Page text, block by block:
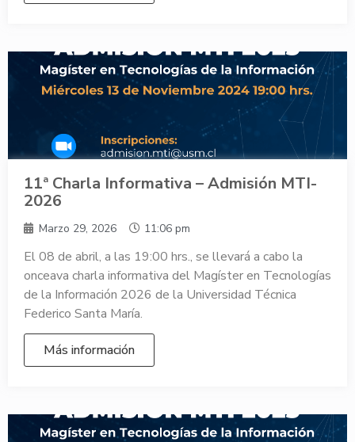
11ª Charla Informativa – Admisión MTI-
2026
Marzo 29, 2026 11:06 pm
El 08 de abril, a las 19:00 hrs., se llevará a cabo la
onceava charla informativa del Magíster en Tecnologías
de la Información 2026 de la Universidad Técnica
Federico Santa María.
Más información